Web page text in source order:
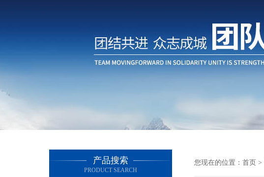
产品搜索
PRODUCT SEARCH
您现在的位置： 首页 >